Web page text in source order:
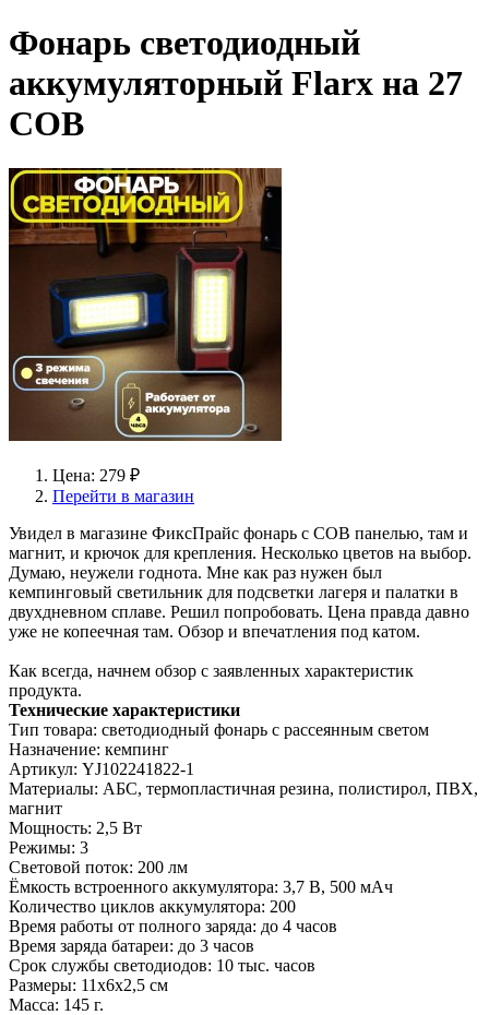
Фонарь светодиодный
аккумуляторный Flarx на 27
COB
Цена: 279 ₽
Перейти в магазин
Увидел в магазине ФиксПрайс фонарь с COB панелью, там и
магнит, и крючок для крепления. Несколько цветов на выбор.
Думаю, неужели годнота. Мне как раз нужен был
кемпинговый светильник для подсветки лагеря и палатки в
двухдневном сплаве. Решил попробовать. Цена правда давно
уже не копеечная там. Обзор и впечатления под катом.
Как всегда, начнем обзор с заявленных характеристик
продукта.
Технические характеристики
Тип товара: светодиодный фонарь с рассеянным светом
Назначение: кемпинг
Артикул: YJ102241822-1
Материалы: АБС, термопластичная резина, полистирол, ПВХ,
магнит
Мощность: 2,5 Вт
Режимы: 3
Световой поток: 200 лм
Ёмкость встроенного аккумулятора: 3,7 В, 500 мАч
Количество циклов аккумулятора: 200
Время работы от полного заряда: до 4 часов
Время заряда батареи: до 3 часов
Срок службы светодиодов: 10 тыс. часов
Размеры: 11х6х2,5 см
Масса: 145 г.